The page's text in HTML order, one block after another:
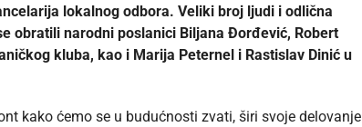
lokalnog odbora. Veliki broj ljudi i odlična
obratili narodni poslanici Biljana Đorđević, Robert
kluba, kao i Marija Peternel i Rastislav Dinić u
kako ćemo se u budućnosti zvati, širi svoje delovanje